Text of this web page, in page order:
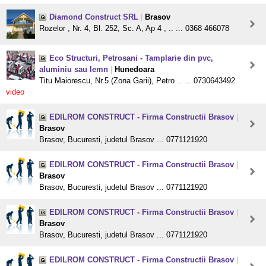
Diamond Construct SRL
Brasov
Rozelor , Nr. 4, Bl. 252, Sc. A, Ap 4 , .. ... 0368 466078
Eco Structuri, Petrosani - Tamplarie din pvc,
aluminiu sau lemn
Hunedoara
Titu Maiorescu, Nr.5 (Zona Garii), Petro .. ... 0730643492
video
EDILROM CONSTRUCT - Firma Constructii Brasov
Brasov
Brasov, Bucuresti, judetul Brasov ... 0771121920
EDILROM CONSTRUCT - Firma Constructii Brasov
Brasov
Brasov, Bucuresti, judetul Brasov ... 0771121920
EDILROM CONSTRUCT - Firma Constructii Brasov
Brasov
Brasov, Bucuresti, judetul Brasov ... 0771121920
EDILROM CONSTRUCT - Firma Constructii Brasov